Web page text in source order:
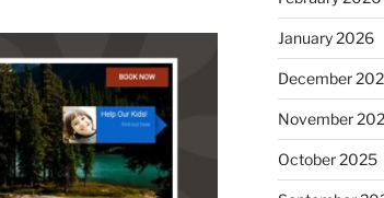
January 2026
December
November
October 2025